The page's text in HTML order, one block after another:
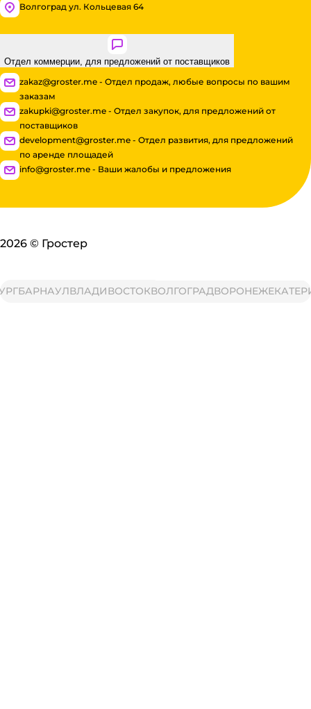
Волгоград ул. Кольцевая 64
Отдел коммерции, для предложений от поставщиков
zakaz@groster.me - Отдел продаж, любые вопросы по вашим
заказам
zakupki@groster.me - Отдел закупок, для предложений от
поставщиков
development@groster.me - Отдел развития, для предложений
по аренде площадей
info@groster.me - Ваши жалобы и предложения
2026 © Гростер
БАРНАУЛВЛАДИВОСТОКВОЛГОГРАДВОРОНЕЖ